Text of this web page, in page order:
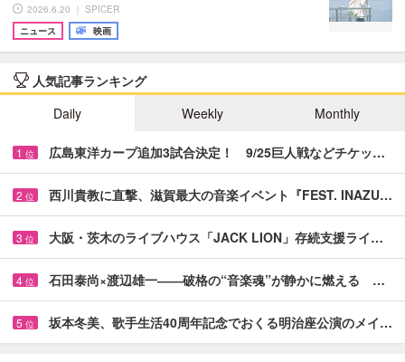
2026.6.20 ｜ SPICER
ニュース
映画
人気記事ランキング
Daily
Weekly Monthly
1 位 広島東洋カープ追加3試合決定！ 9/25巨人戦などチケッ…
2 位 西川貴教に直撃、滋賀最大の音楽イベント『FEST. INAZU…
3 位 大阪・茨木のライブハウス「JACK LION」存続支援ライ…
4 位 石田泰尚×渡辺雄一――破格の“音楽魂”が静かに燃える …
5 位 坂本冬美、歌手生活40周年記念でおくる明治座公演のメイ…